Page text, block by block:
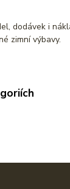
dodávek i
zimní výbavy.